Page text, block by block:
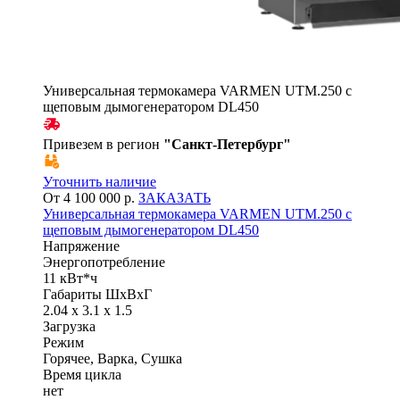
Универсальная термокамера VARMEN UTM.250 с
щеповым дымогенератором DL450
Привезем в регион "Санкт-Петербург"
Уточнить наличие
От 4 100 000 р. ЗАКАЗАТЬ
Универсальная термокамера VARMEN UTM.250 с
щеповым дымогенератором DL450
Напряжение
Энергопотребление
11 кВт*ч
Габариты ШхВхГ
2.04 x 3.1 x 1.5
Загрузка
Режим
Горячее, Варка, Сушка
Время цикла
нет